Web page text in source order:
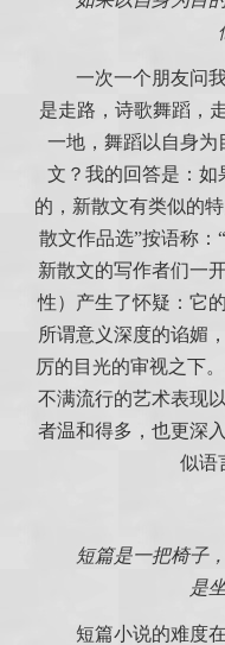
一次一个朋友问
是走路，诗歌舞蹈，
一地，舞蹈以自身为
文？我的回答是：如
的，新散文有类似的
散文作品选”按语称：
新散文的写作者们一
性）产生了怀疑：它
所谓意义深度的谄媚
厉的目光的审视之下
不满流行的艺术表现
者温和得多，也更深
似语
短篇是一把椅子
是
短篇小说的难度